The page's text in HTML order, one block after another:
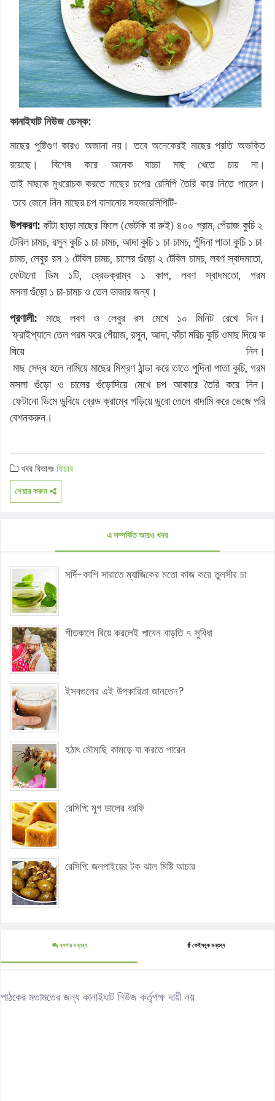
কানাইঘাট নিউজ ডেস্ক:
মাছের পুষ্টিগুণ কারও অজানা নয়। তবে অনেকেরই মাছের প্রতি অভক্তি
রয়েছে। বিশেষ করে অনেক
বাচ্চা মাছ খেতে চায়
না।
তাই মাছকে মুখরোচক করতে মাছের চপের রেসিপি তৈরি করে নিতে পারেন।
তবে জেনে নিন মাছের চপ বানানোর সহজরেসিপিটি-
উপকরণ: কাঁটা ছাড়া মাছের ফিলে(ভেটকি বা রুই) ৪০০ গ্রাম,পেঁয়াজ কুচি ২
টেবিল চামচ, রসুন কুচি ১ চা-চামচ, আদা কুচি ১ চা-চামচ, পুঁদিনা পাতা কুচি ১ চা-
চামচ,লেবুর রস ১ টেবিল চামচ, চালের গুঁড়ো ২ টেবিল চামচ, লবণ স্বাদমতো,
ফেটানো ডিম ১টি, ব্রেডক্রাম্ব ১ কাপ, লবণ স্বাদমতো, গরম
মসলা গুঁড়ো ১ চা-চামচ ও তেল ভাজার জন্য।
প্রণালী: মাছে লবণ ও লেবুর রস মেখে ১০ মিনিট রেখে
দিন।
ফ্রাইপ্যানে তেল গরম করে পেঁয়াজ,রসুন, আদা, কাঁচা মরিচ কুচি ওমাছ দিয়ে ক
ষিয়ে
নিন।
মাছ সেদ্ধ হলে নামিয়ে মাছের মিশ্রণ ঠান্ডা করে তাতে পুদিনা পাতা কুচি, গরম
মসলা গুঁড়ো ও চালের গুঁড়োদিয়ে মেখে চপ আকারে তৈরি করে নিন।
ফেটানো ডিমে ডুবিয়ে ব্রেড ক্রাম্বে গড়িয়ে ডুবো তেলে বাদামি করে ভেজে পরি
বেশনকরুন।
খবর বিভাগঃফিচার
শেয়ার করুন
এ সম্পর্কিত আরও খবর
সর্দি-কাশি সারাতে ম্যাজিকের মতো কাজ করে তুলসীর চা
শীতকালে বিয়ে করলেই পাবেন বাড়তি ৭ সুবিধা
ইসবগুলের এই উপকারিতা জানতেন?
হঠাৎ মৌমাছি কামড়ে যা করতে পারেন
রেসিপি: মুগ ডালের বরফি
রেসিপি: জলপাইয়ের টক ঝাল মিষ্টি আচার
ব্লগার মন্তব্য ফেইসবুক মন্তব্য
পাঠকের মতামতের জন্য কানাইঘাট নিউজ কর্তৃপক্ষ দায়ী নয়